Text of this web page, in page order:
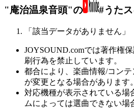
"庵治温泉音頭"の #うた
「該当データがありません」
JOYSOUND.comでは著作権
刷行為を禁止しています。
都合により、楽曲情報/コン
が変更となる場合があります。
対応機種が表示されている場
ムによっては選曲できない場